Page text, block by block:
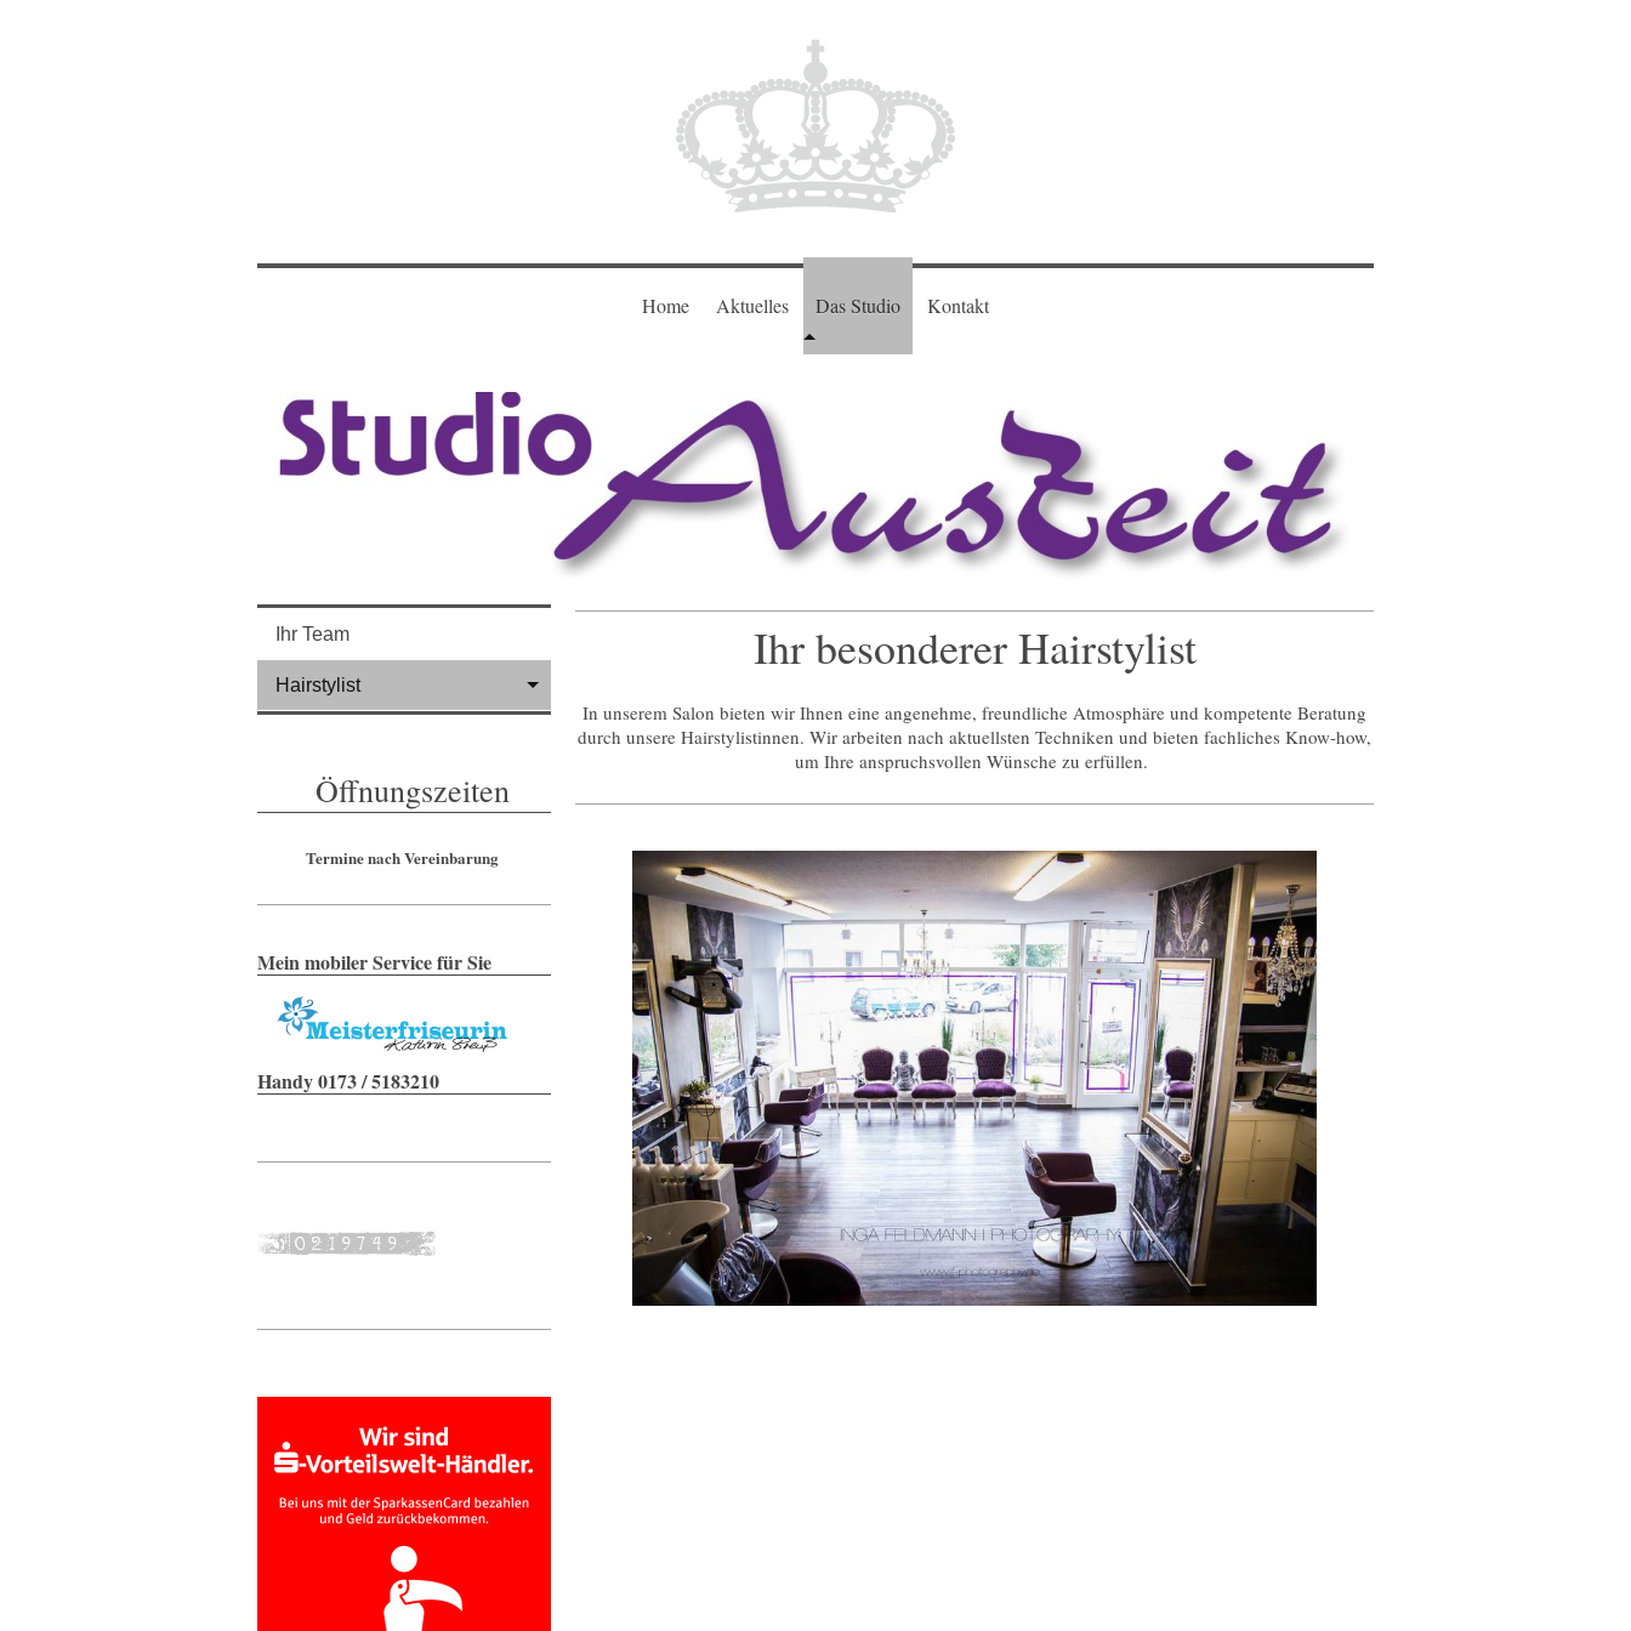
Home Aktuelles Das Studio Kontakt
Ihr besonderer Hairstylist
In unserem Salon bieten wir Ihnen eine angenehme, freundliche Atmosphäre und kompetente Beratung
durch unsere Hairstylistinnen. Wir arbeiten nach aktuellsten Techniken und bieten fachliches Know-how,
um Ihre anspruchsvollen Wünsche zu erfüllen.
Ihr Team
Hairstylist
Öffnungszeiten
Termine nach Vereinbarung
Mein mobiler Service für Sie
Handy 0173 / 5183210